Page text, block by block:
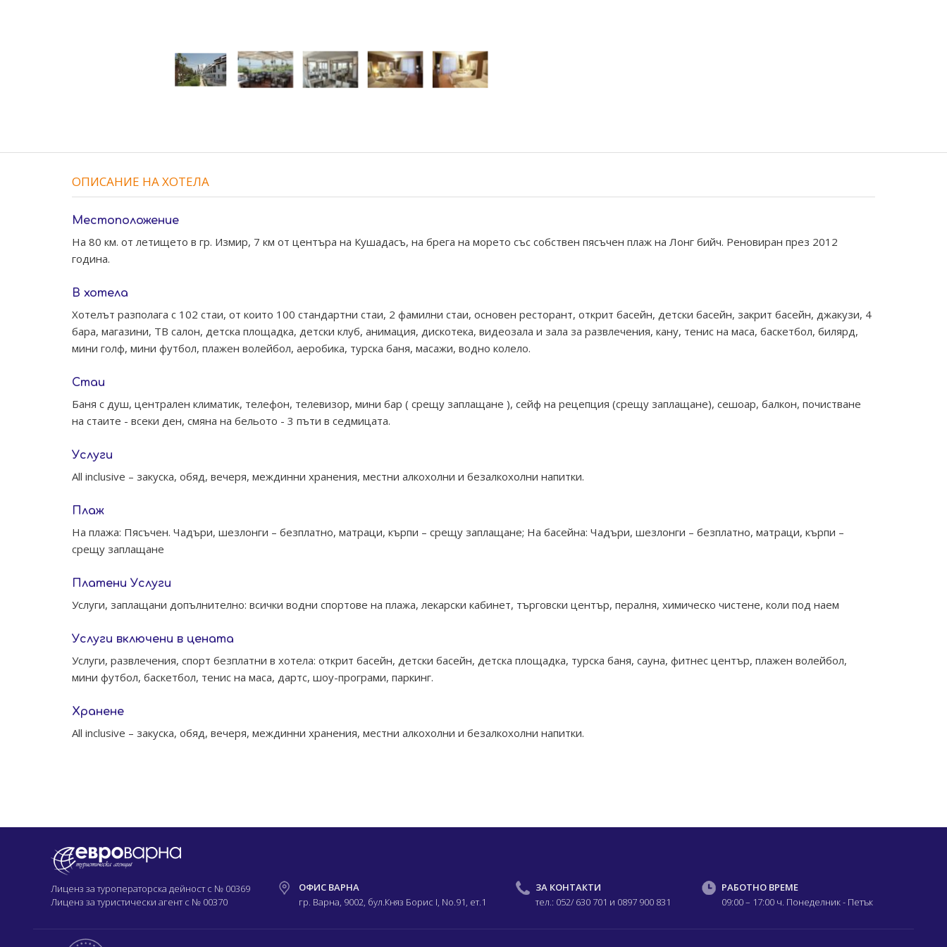
ОПИСАНИЕ НА ХОТЕЛА
Местоположение
На 80 км. от летището в гр. Измир, 7 км от центъра на Кушадасъ, на брега на морето със собствен пясъчен плаж на Лонг бийч. Реновиран през 2012
година.
В хотела
Хотелът разполага с 102 стаи, от които 100 стандартни стаи, 2 фамилни стаи, основен ресторант, открит басейн, детски басейн, закрит басейн, джакузи, 4
бара, магазини, TВ салон, детска площадка, детски клуб, анимация, дискотека, видеозала и зала за развлечения, кану, тенис на маса, баскетбол, билярд,
мини голф, мини футбол, плажен волейбол, аеробика, турска баня, масажи, водно колело.
Стаи
Баня с душ, централен климатик, телефон, телевизор, мини бар ( срещу заплащане ), сейф на рецепция (срещу заплащане), сешоар, балкон, почистване
на стаите - всеки ден, смяна на бельото - 3 пъти в седмицата.
Услуги
All inclusive – закуска, обяд, вечеря, междинни хранения, местни алкохолни и безалкохолни напитки.
Плаж
На плажа: Пясъчен. Чадъри, шезлонги – безплатно, матраци, кърпи – срещу заплащане; На басейна: Чадъри, шезлонги – безплатно, матраци, кърпи –
срещу заплащане
Платени Услуги
Услуги, заплащани допълнително: всички водни спортове на плажа, лекарски кабинет, търговски център, пералня, химическо чистене, коли под наем
Услуги включени в цената
Услуги, развлечения, спорт безплатни в хотела: открит басейн, детски басейн, детска площадка, турска баня, сауна, фитнес център, плажен волейбол,
мини футбол, баскетбол, тенис на маса, дартс, шоу-програми, паркинг.
Хранене
All inclusive – закуска, обяд, вечеря, междинни хранения, местни алкохолни и безалкохолни напитки.
Лиценз за туроператорска дейност с № 00369
Лиценз за туристически агент с № 00370
ОФИС ВАРНА
гр. Варна, 9002, бул.Княз Борис I, No.91, ет.1
ЗА КОНТАКТИ
тел.: 052/ 630 701 и 0897 900 831
РАБОТНО ВРЕМЕ
09:00 – 17:00 ч. Понеделник - Петък